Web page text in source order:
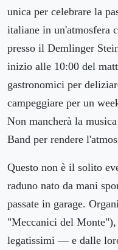
unica per celebrare la
italiane in un'atmosfera
presso il Demlinger
inizio alle 10:00 del
gastronomici per
campeggiare per un
Non mancherà la
Band per rendere
Questo non è il solito
raduno nato da mani
passate in garage.
"Meccanici del
legatissimi — e dalle